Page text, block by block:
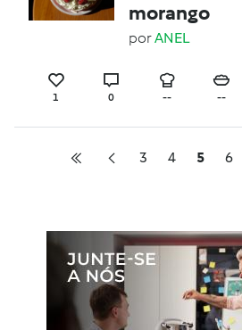
morango
porANEL
1 0 -- --
3 4 5 6